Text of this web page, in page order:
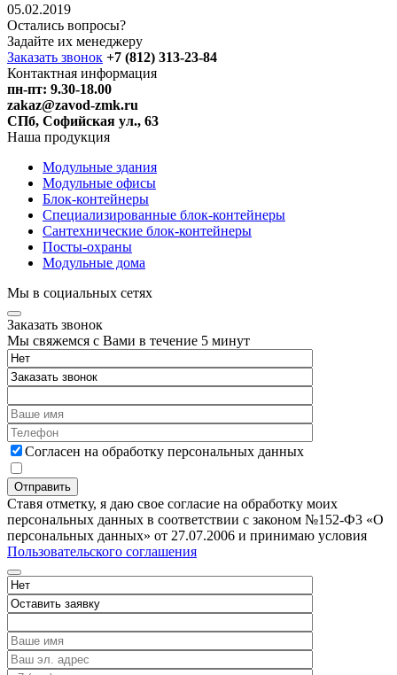
05.02.2019
Остались вопросы?
Задайте их менеджеру
Заказать звонок +7 (812) 313-23-84
Контактная информация
пн-пт: 9.30-18.00
zakaz@zavod-zmk.ru
СПб, Софийская ул., 63
Наша продукция
Модульные здания
Модульные офисы
Блок-контейнеры
Специализированные блок-контейнеры
Сантехнические блок-контейнеры
Посты-охраны
Модульные дома
Мы в социальных сетях
Заказать звонок
Мы свяжемся с Вами в течение 5 минут
Согласен на обработку персональных данных
Ставя отметку, я даю свое согласие на обработку моих
персональных данных в соответствии с законом №152-Ф3 «О
персональных данных» от 27.07.2006 и принимаю условия
Пользовательского соглашения